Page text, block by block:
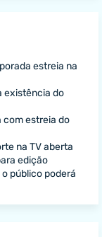
estreia na
existência do
com estreia do
na TV aberta
edição
público poderá